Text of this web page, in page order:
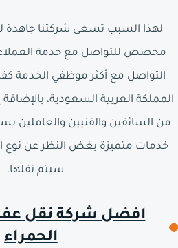
لهذا السبب تسعى شركتنا
مخصص للتواصل مع خدمة
التواصل مع أكثر موظفي الخدمة
المملكة العربية السعودية،
من السائقين والفنيين والعاملين
خدمات متميزة بغض النظر عن نوع
سيتم نقلها.
افضل شركة نقل
الحمراء